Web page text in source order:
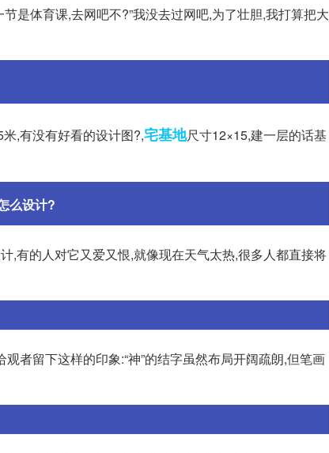
是体育课,去网吧不?”我没去过网吧,为了壮胆,我打算把大
,有没有好看的设计图?,宅基地尺寸12×15,建一层的话基
么设计?
,有的人对它又爱又恨,就像现在天气太热,很多人都直接将
者留下这样的印象:“神”的结字虽然布局开阔疏朗,但笔画